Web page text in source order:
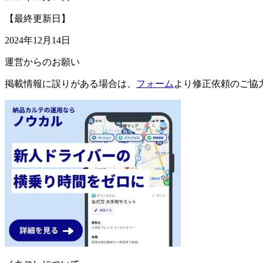
【最終更新日】
2024年12月14日
運営からのお願い
掲載情報に誤りがある場合は、 フォーム より修正依頼のご協